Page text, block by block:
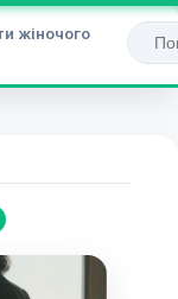
жіночого